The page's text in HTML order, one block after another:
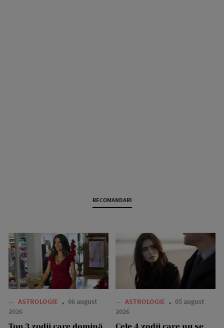
RECOMANDARI
— ASTROLOGIE
06 august
2026
Top 3 zodii care domină
— ASTROLOGIE
05 august
2026
Cele 4 zodii care nu se